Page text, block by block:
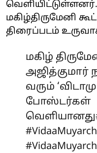
மகிழ்திருமேனி
திரைப்படம்
மகிழ்
அஜித்குமார்
வரும்
போஸ்டர்கள்
வெளியானது